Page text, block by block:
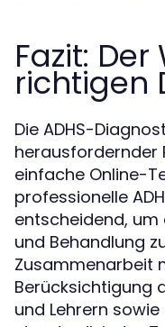
Fazit: Der
richtigen
Die ADHS-
herausfordernder
einfache Online-
professionelle
entscheidend,
und Behandlung
Zusammenarbeit
Berücksichtigung
und Lehrern